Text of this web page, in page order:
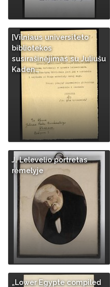
[Vilniaus universiteto
bibliotekos
susirašinėjimas su Juliušu
Kaden…
J. Lelevelio portretas
rėmelyje
„Lower Egypte compiled